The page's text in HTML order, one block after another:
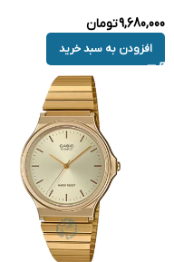
9,680,000تومان
افزودن به سبد خرید